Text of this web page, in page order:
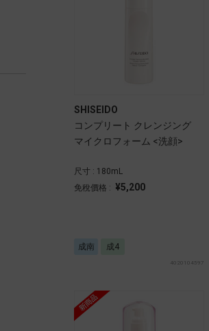
SHISEIDO
コンプリート クレンジング
マイクロフォーム <洗顔>
尺寸 : 180mL
免稅價格 : ¥5,200
成南 成4
4020104597